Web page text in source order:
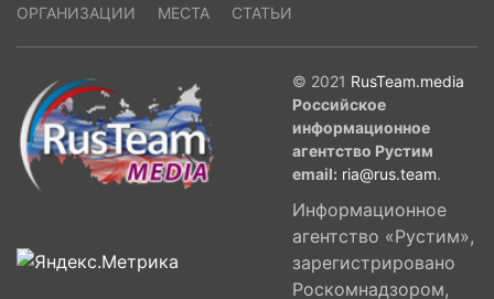
ОРГАНИЗАЦИИ
МЕСТА СТАТЬИ
© 2021 RusTeam.media
Российское
информационное
агентство Рустим
email: ria@rus.team.
Информационное
агентство «Рустим»,
зарегистрировано
Роскомнадзором,